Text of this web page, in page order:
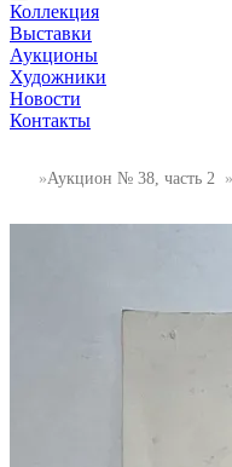
Коллекция
Выставки
Аукционы
Художники
Новости
Контакты
Аукцион № 38, часть 2